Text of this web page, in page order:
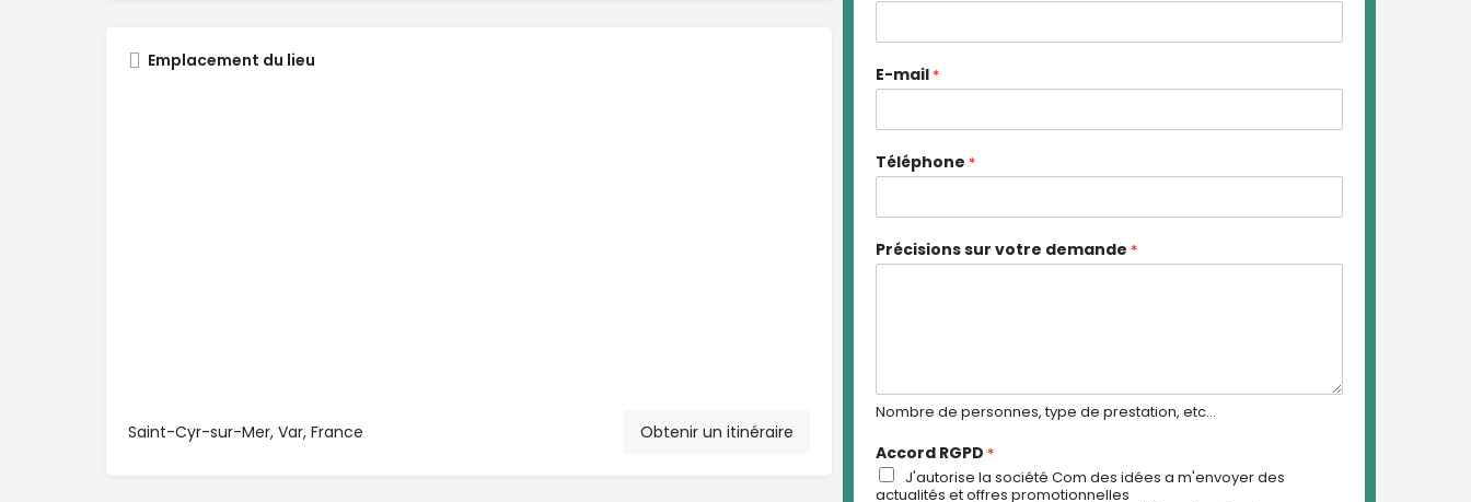
Emplacement du lieu
Saint-Cyr-sur-Mer, Var, France Obtenir un itinéraire
E-mail *
Téléphone *
Précisions sur votre demande *
Nombre de personnes, type de prestation, etc...
Accord RGPD *
J'autorise la société Com des idées a m'envoyer des
actualités et offres promotionnelles